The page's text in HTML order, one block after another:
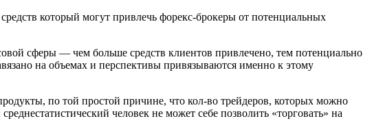
который могут привлечь форекс-брокеры от потенциальных
сферы — чем больше средств клиентов привлечено, тем потенциально
на объемах и перспективы привязываются именно к этому
по той простой причине, что кол-во трейдеров, которых можно
человек не может себе позволить «торговать» на